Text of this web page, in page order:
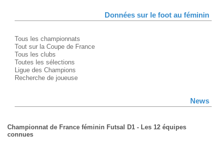
Données sur le foot au féminin
Tous les championnats
Tout sur la Coupe de France
Tous les clubs
Toutes les sélections
Ligue des Champions
Recherche de joueuse
News
Championnat de France féminin Futsal D1 - Les 12 équipes
connues